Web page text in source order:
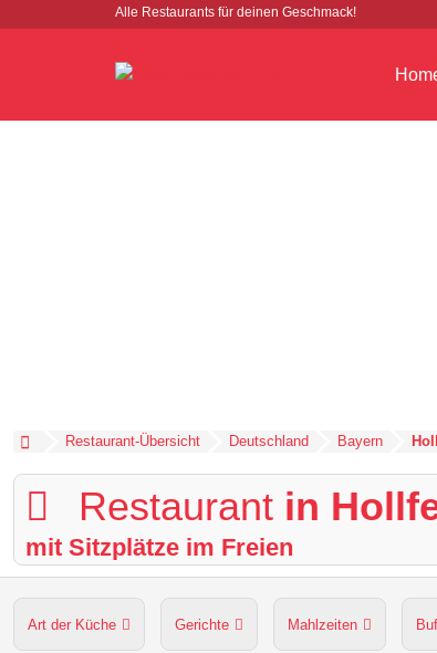
Alle Restaurants für deinen Geschmack!
Restaurant-Übersicht Deutschland Bayern
Restaurant in
mit Sitzplätze im Freien
Art der Küche Gerichte Mahlzeiten